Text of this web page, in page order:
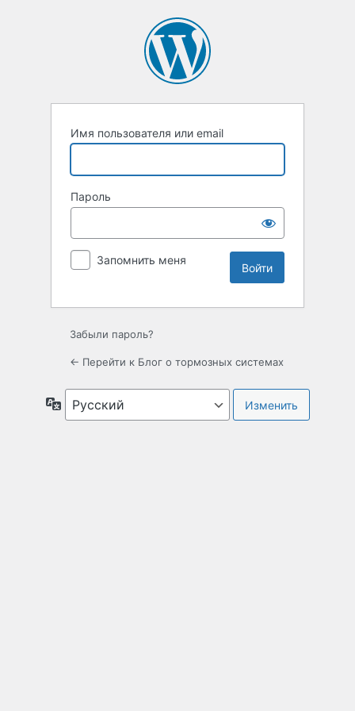
Имя пользователя или email
Пароль
Запомнить меня
Забыли пароль?
← Перейти к Блог о тормозных системах
Язык